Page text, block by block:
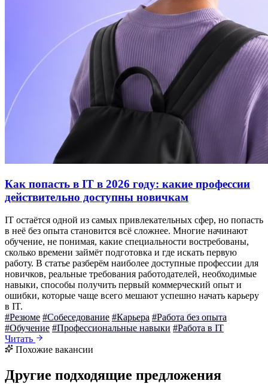
Как попасть в IT в 2026 году: какие профессии
действительно доступны новичкам
IT остаётся одной из самых привлекательных сфер, но попасть
в неё без опыта становится всё сложнее. Многие начинают
обучение, не понимая, какие специальности востребованы,
сколько времени займёт подготовка и где искать первую
работу. В статье разберём наиболее доступные профессии для
новичков, реальные требования работодателей, необходимые
навыки, способы получить первый коммерческий опыт и
ошибки, которые чаще всего мешают успешно начать карьеру
в IT.
#Резюме #Собеседование #Карьера #Работа без опыта
#Обучение #Профессиональные навыки #Работа в IT
Читать
Похожие вакансии
Другие подходящие предложения